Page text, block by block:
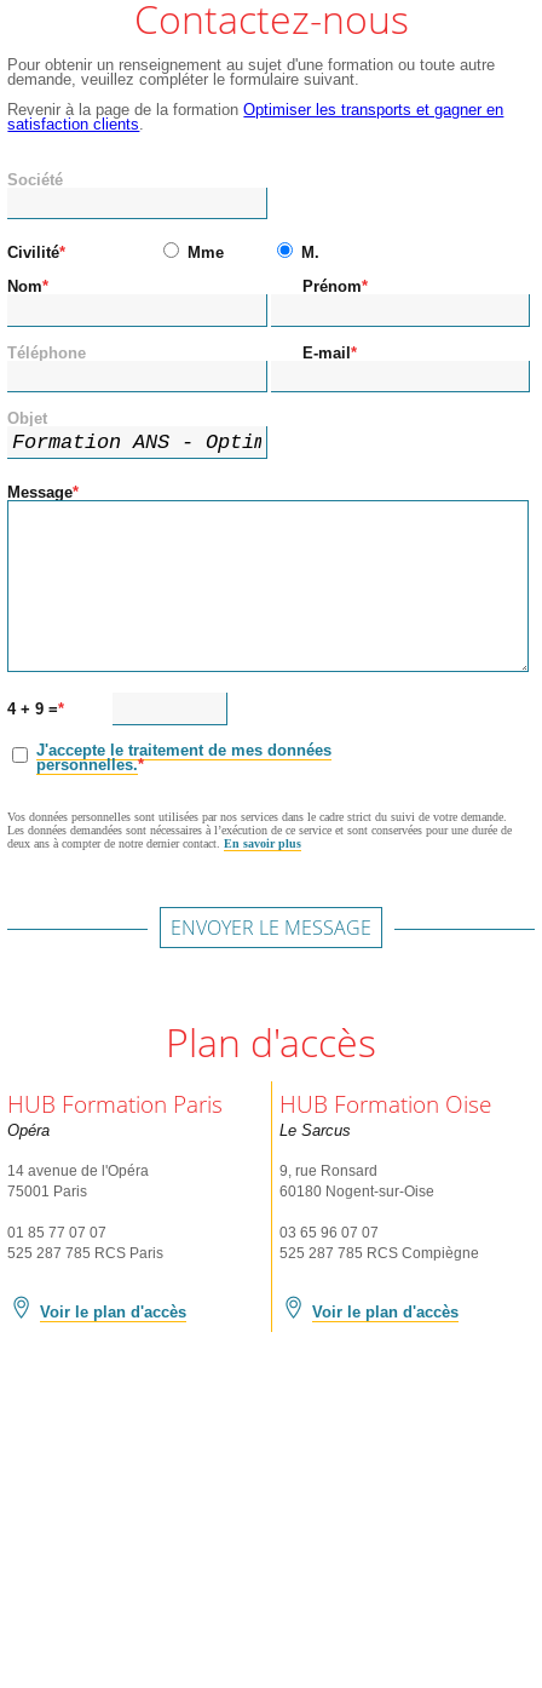
Contactez-nous
Pour obtenir un renseignement au sujet d'une formation ou toute autre
demande, veuillez compléter le formulaire suivant.
Revenir à la page de la formationOptimiser les transports et gagner en
satisfaction clients
Société
Civilité Mme
M.
Nom
Prénom
Téléphone E-mail
Objet
Message
4 + 9 =
J'accepte le traitement de mes données
personnelles.
Vos données personnelles sont utilisées par nos services dans le cadre strict du suivi de votre demande.
Les données demandées sont nécessaires à l’exécution de ce service et sont conservées pour une durée de
deux ans à compter de notre dernier contact.En savoir plus
ENVOYER LE MESSAGE
Plan d'accès
HUB Formation Paris
Opéra
14 avenue de l'Opéra
75001 Paris
01 85 77 07 07
525 287 785 RCS Paris
Voir le plan d'accès
HUB Formation Oise
Le Sarcus
9, rue Ronsard
60180 Nogent-sur-Oise
03 65 96 07 07
525 287 785 RCS Compiègne
Voir le plan d'accès